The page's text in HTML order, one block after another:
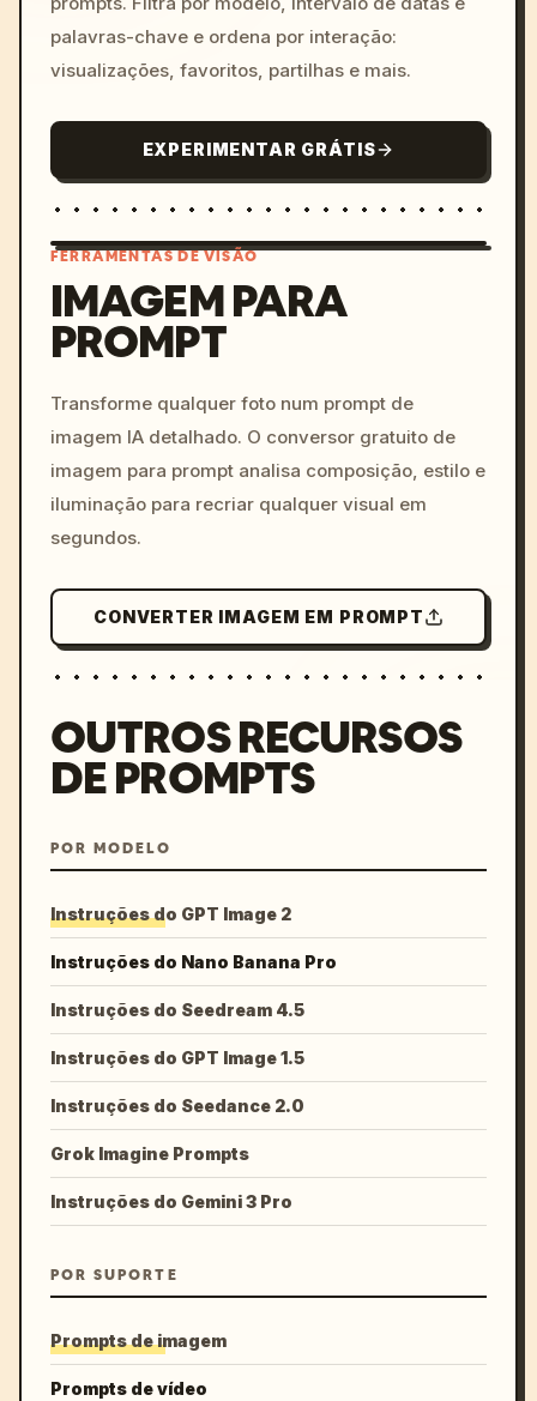
palavras-chave e ordena por interação:
visualizações, favoritos, partilhas e mais.
EXPERIMENTAR GRÁTIS
colors, 8k --v 6.0
FERRAMENTAS DE VISÃO
IMAGEM PARA
PROMPT
Transforme qualquer foto num prompt de
imagem IA detalhado. O conversor gratuito de
imagem para prompt analisa composição, estilo e
iluminação para recriar qualquer visual em
segundos.
CONVERTER IMAGEM EM PROMPT
OUTROS RECURSOS
DE PROMPTS
POR MODELO
Instruções do GPT Image 2
Instruções do Nano Banana Pro
Instruções do Seedream 4.5
Instruções do GPT Image 1.5
Instruções do Seedance 2.0
Grok Imagine Prompts
Instruções do Gemini 3 Pro
POR SUPORTE
Prompts de imagem
Prompts de vídeo